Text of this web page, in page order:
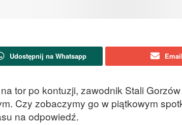
Udostępnij na Whatsapp Email
tor po kontuzji, zawodnik Stali
Czy zobaczymy go w piątkowym
na odpowiedź.